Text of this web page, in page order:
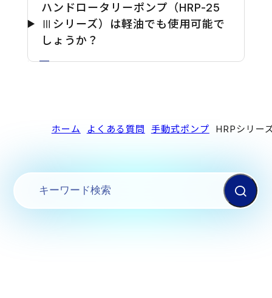
ハンドロータリーポンプ（HRP-25
Ⅲシリーズ）は軽油でも使用可能で
しょうか？
ホーム よくある質問 手動式ポンプ HRPシリー